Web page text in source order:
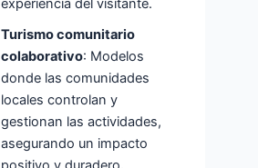
experiencia del visitante.
Turismo comunitario
colaborativo: Modelos
donde las comunidades
locales controlan y
gestionan las actividades,
asegurando un impacto